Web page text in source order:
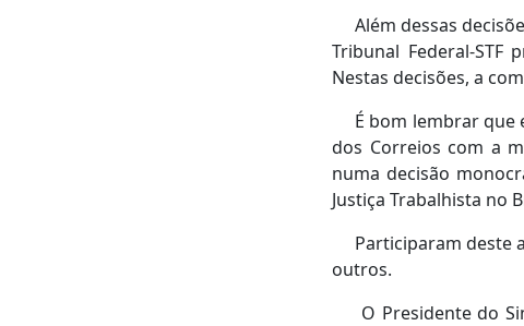
Além dessas
Tribunal Federal-STF
Nestas decisões, a
É bom lembrar que
dos Correios com a
numa decisão
Justiça Trabalhista no
Participaram deste
outros.
O Presidente do